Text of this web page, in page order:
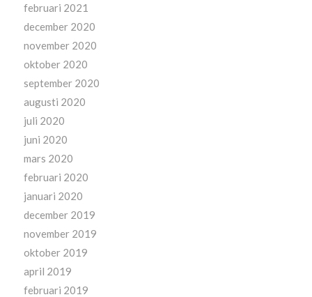
februari 2021
december 2020
november 2020
oktober 2020
september 2020
augusti 2020
juli 2020
juni 2020
mars 2020
februari 2020
januari 2020
december 2019
november 2019
oktober 2019
april 2019
februari 2019